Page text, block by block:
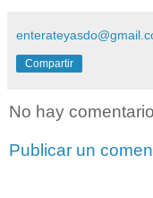
Compartir
No hay
Publicar un